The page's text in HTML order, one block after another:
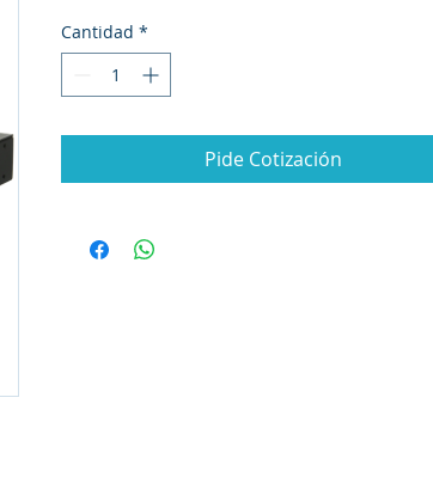
Cantidad *
Pide Cotización